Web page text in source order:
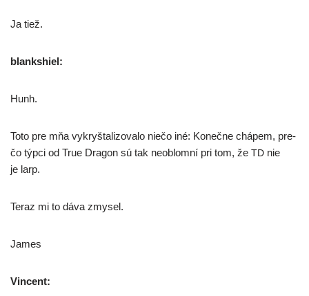
Ja tiež.
blanks­hiel:
Hunh.
Toto pre mňa vykryš­ta­li­zo­va­lo nie­čo iné: Konečne chá­pem, pre­
čo týp­ci od True Dragon sú tak neob­lom­ní pri tom, že TD nie
je larp.
Teraz mi to dáva zmysel.
James
Vincent: